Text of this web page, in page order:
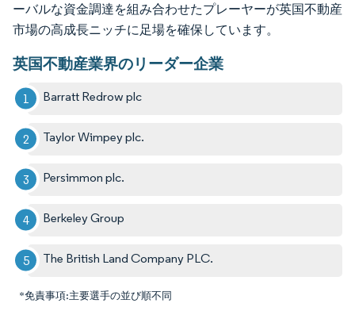
ーバルな資金調達を組み合わせたプレーヤーが英国不動産
市場の高成長ニッチに足場を確保しています。
英国不動産業界のリーダー企業
Barratt Redrow plc
Taylor Wimpey plc.
Persimmon plc.
Berkeley Group
The British Land Company PLC.
*免責事項:主要選手の並び順不同